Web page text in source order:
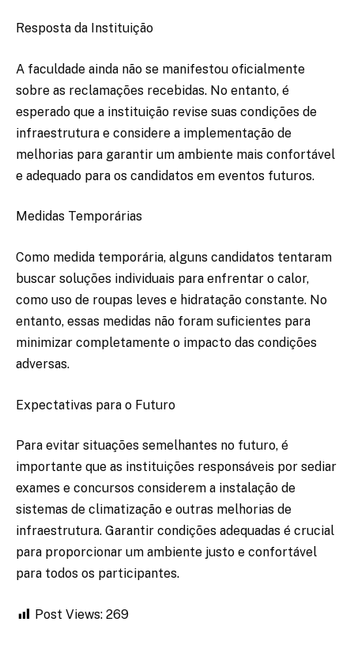
Resposta da Instituição
A faculdade ainda não se manifestou oficialmente
sobre as reclamações recebidas. No entanto, é
esperado que a instituição revise suas condições de
infraestrutura e considere a implementação de
melhorias para garantir um ambiente mais confortável
e adequado para os candidatos em eventos futuros.
Medidas Temporárias
Como medida temporária, alguns candidatos tentaram
buscar soluções individuais para enfrentar o calor,
como uso de roupas leves e hidratação constante. No
entanto, essas medidas não foram suficientes para
minimizar completamente o impacto das condições
adversas.
Expectativas para o Futuro
Para evitar situações semelhantes no futuro, é
importante que as instituições responsáveis por sediar
exames e concursos considerem a instalação de
sistemas de climatização e outras melhorias de
infraestrutura. Garantir condições adequadas é crucial
para proporcionar um ambiente justo e confortável
para todos os participantes.
Post Views: 269